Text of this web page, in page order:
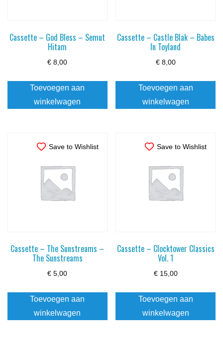
Cassette – God Bless – Semut
Hitam
€ 8,00
Toevoegen aan
winkelwagen
Cassette – Castle Blak – Babes
In Toyland
€8,00
Toevoegen aan
winkelwagen
Save to Wishlist
Cassette – The Sunstreams –
The Sunstreams
€ 5,00
Toevoegen aan
winkelwagen
Save to Wishlist
Cassette – Clocktower Classics
Vol. 1
€15,00
Toevoegen aan
winkelwagen